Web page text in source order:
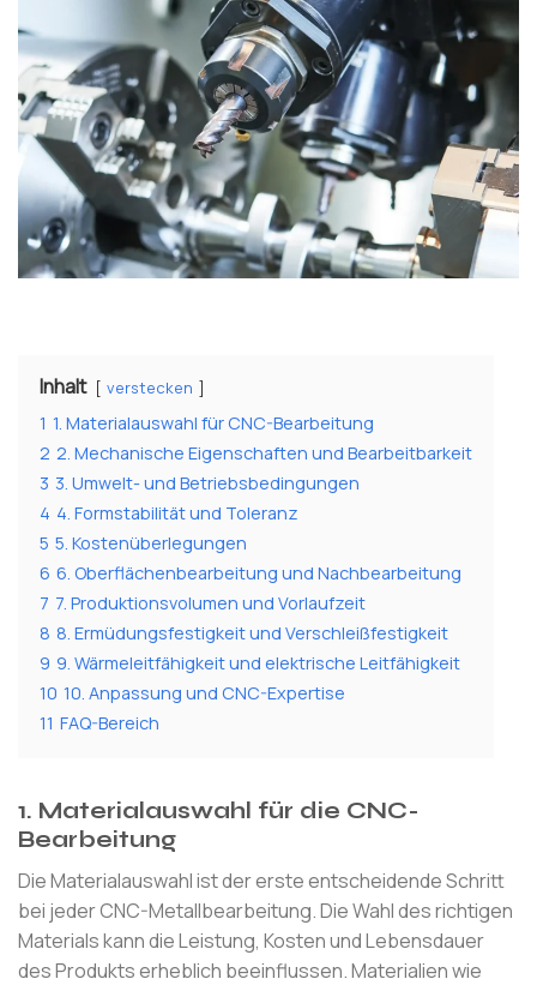
Inhalt verstecken
1 1. Materialauswahl für CNC-Bearbeitung
2 2. Mechanische Eigenschaften und Bearbeitbarkeit
3 3. Umwelt- und Betriebsbedingungen
4 4. Formstabilität und Toleranz
5 5. Kostenüberlegungen
6 6. Oberflächenbearbeitung und Nachbearbeitung
7 7. Produktionsvolumen und Vorlaufzeit
8 8. Ermüdungsfestigkeit und Verschleißfestigkeit
9 9. Wärmeleitfähigkeit und elektrische Leitfähigkeit
10 10. Anpassung und CNC-Expertise
11 FAQ-Bereich
1. Materialauswahl für die CNC-
Bearbeitung
Die Materialauswahl ist der erste entscheidende Schritt
bei jeder CNC-Metallbearbeitung. Die Wahl des richtigen
Materials kann die Leistung, Kosten und Lebensdauer
des Produkts erheblich beeinflussen. Materialien wie